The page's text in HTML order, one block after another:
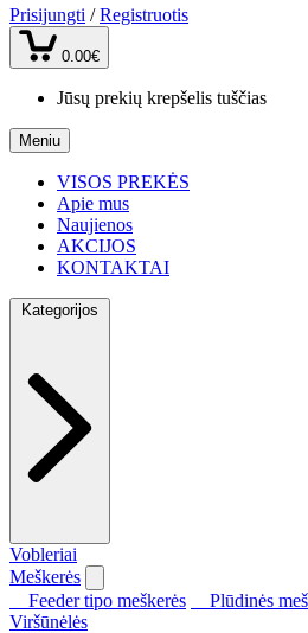
Prisijungti / Registruotis
0.00€
Jūsų prekių krepšelis tuščias
Meniu
VISOS PREKĖS
Apie mus
Naujienos
AKCIJOS
KONTAKTAI
Kategorijos
Vobleriai
Meškerės
Feeder tipo meškerės
Plūdinės
Viršūnėlės